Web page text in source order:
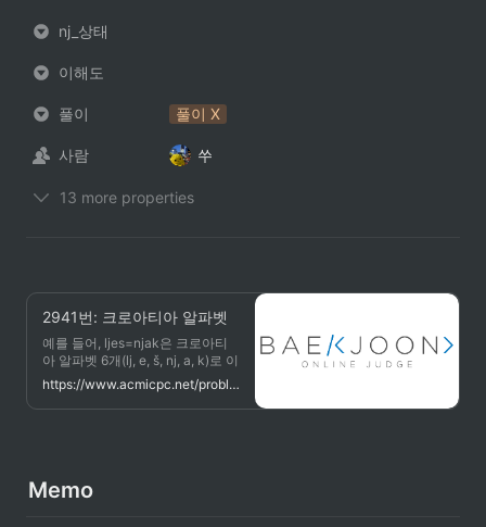
nj_상태
이해도
풀이 풀이 X
사람 쑤
13 more properties
2941번: 크로아티아 알파벳
예를 들어, ljes=njak은 크로아티
아 알파벳 6개(lj, e, š, nj, a, k)로 이
루어져 있다. 단어가 주어졌을 때,
몇 개의 크로아티아 알파벳으로 이
루어져 있는지 출력한다.
https://www.acmicpc.net/problem/2941
Memo